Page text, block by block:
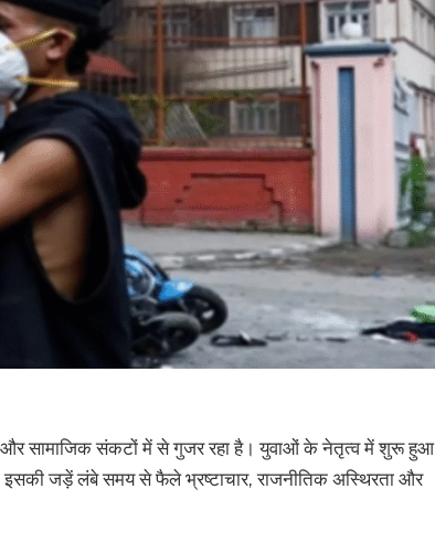
सामाजिक संकटों में से गुजर रहा है। युवाओं के नेतृत्व में शुरू हुआ
जड़ें लंबे समय से फैले भ्रष्टाचार, राजनीतिक अस्थिरता और